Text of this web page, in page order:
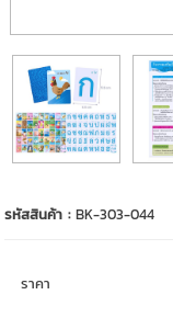
รหัสสินค้า :BK-303-044
ราคา